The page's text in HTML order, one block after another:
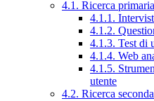
4.1. Ricerca primaria
4.1.1.
4.1.2.
4.1.3. Test di
4.1.4. Web
4.1.5.
utente
4.2. Ricerca